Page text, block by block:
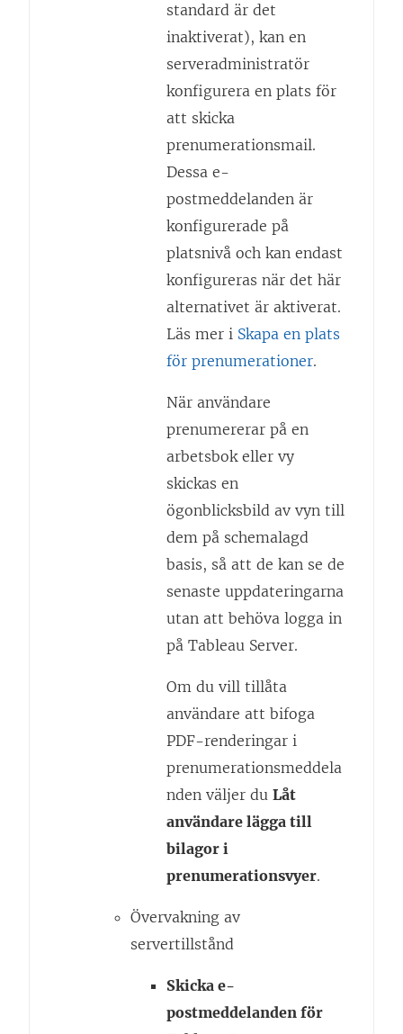
standard är det
inaktiverat), kan en
serveradministratör
konfigurera en plats för
att skicka
prenumerationsmail.
Dessa e-
postmeddelanden är
konfigurerade på
platsnivå och kan endast
konfigureras när det här
alternativet är aktiverat.
Läs mer i Skapa en plats
för prenumerationer.
När användare
prenumererar på en
arbetsbok eller vy
skickas en
ögonblicksbild av vyn till
dem på schemalagd
basis, så att de kan se de
senaste uppdateringarna
utan att behöva logga in
på Tableau Server.
Om du vill tillåta
användare att bifoga
PDF-renderingar i
prenumerationsmeddela
nden väljer du Låt
användare lägga till
bilagor i
prenumerationsvyer.
Övervakning av
servertillstånd
Skicka e-
postmeddelanden för